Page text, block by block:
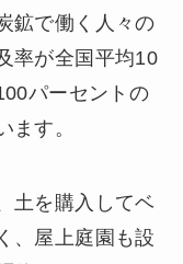
鉱で働く人々の
率が全国平均10
パーセントの
ます。
土を購入してベ
、屋上庭園も設